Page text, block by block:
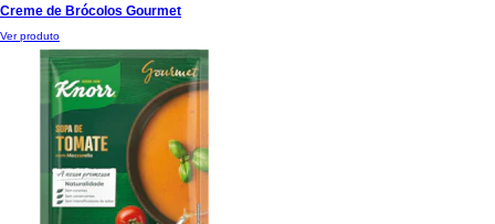
Creme de Brócolos Gourmet
Ver produto